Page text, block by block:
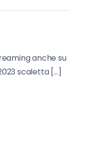
anche su
scaletta […]